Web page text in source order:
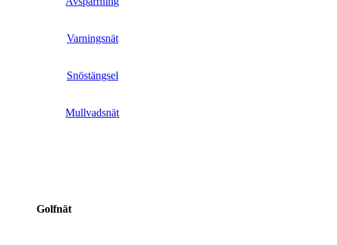
Varningsnät
Snöstängsel
Mullvadsnät
Golfnät